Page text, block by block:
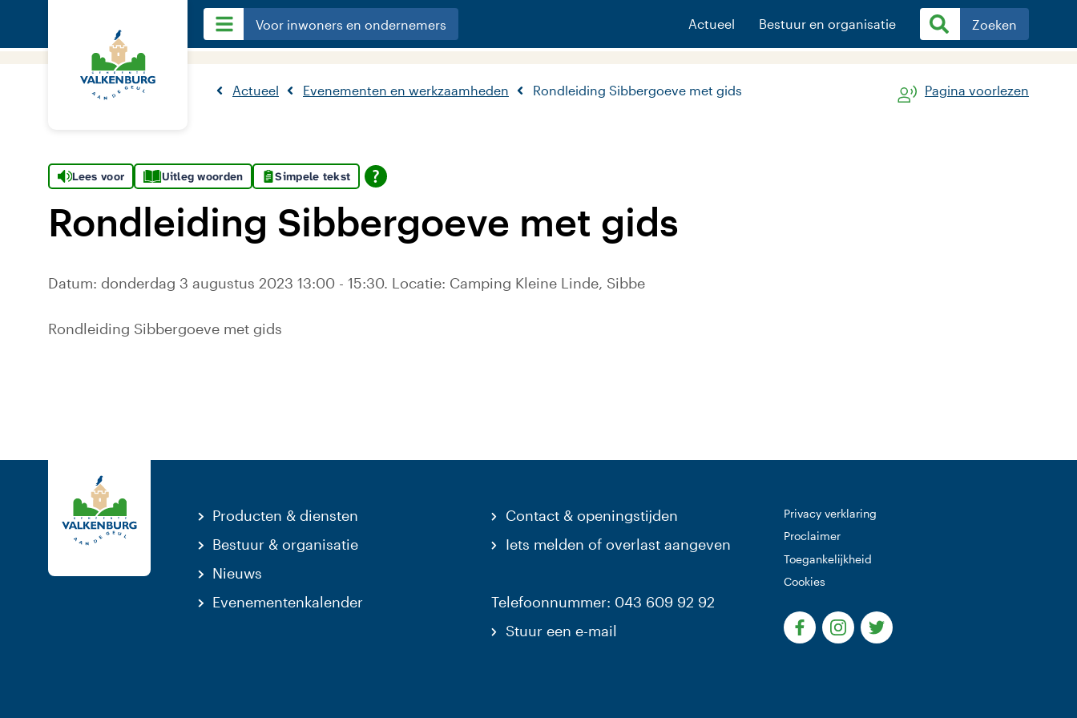
Voor inwoners en ondernemers Actueel Bestuur en organisatie Zoeken
Actueel Evenementen en werkzaamheden Rondleiding Sibbergoeve met gids Pagina voorlezen
Lees voor Uitleg woorden Simpele tekst
Rondleiding Sibbergoeve met gids
Datum: donderdag 3 augustus 2023 13:00 - 15:30. Locatie: Camping Kleine Linde, Sibbe
Rondleiding Sibbergoeve met gids
Producten & diensten
Bestuur & organisatie
Nieuws
Evenementenkalender
Contact & openingstijden
Iets melden of overlast aangeven
Telefoonnummer: 043 609 92 92
Stuur een e-mail
Privacy verklaring
Proclaimer
Toegankelijkheid
Cookies
(Deze link gaat naar een externe website)
(Deze link gaat naar een externe
(Deze link gaat naar een